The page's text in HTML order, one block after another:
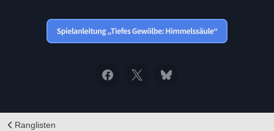
Ranglisten